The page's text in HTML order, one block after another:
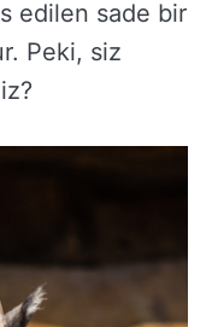
edilen sade bir
Peki, siz